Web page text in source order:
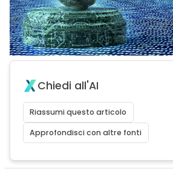
Chiedi all'AI
Riassumi questo articolo
Approfondisci con altre fonti